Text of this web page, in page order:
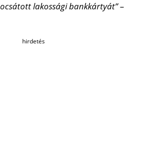
lakossági bankkártyát”–
hirdetés